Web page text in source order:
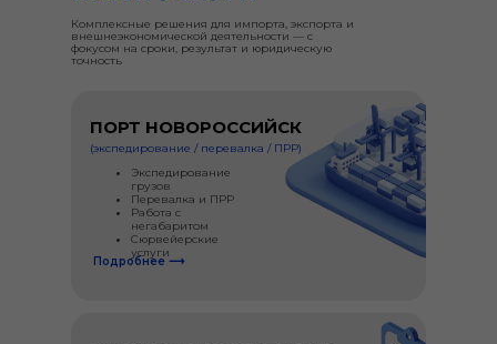
Комплексные решения для импорта, экспорта и
внешнеэкономической деятельности — с
фокусом на сроки, результат и юридическую
точность
ПОРТ НОВОРОССИЙСК
Экспедирование
грузов
Перевалка и ПРР
Работа с
негабаритом
Сюрвейерские
услуги
(экспедирование / перевалка / ПРР)
Подробнее ⟶